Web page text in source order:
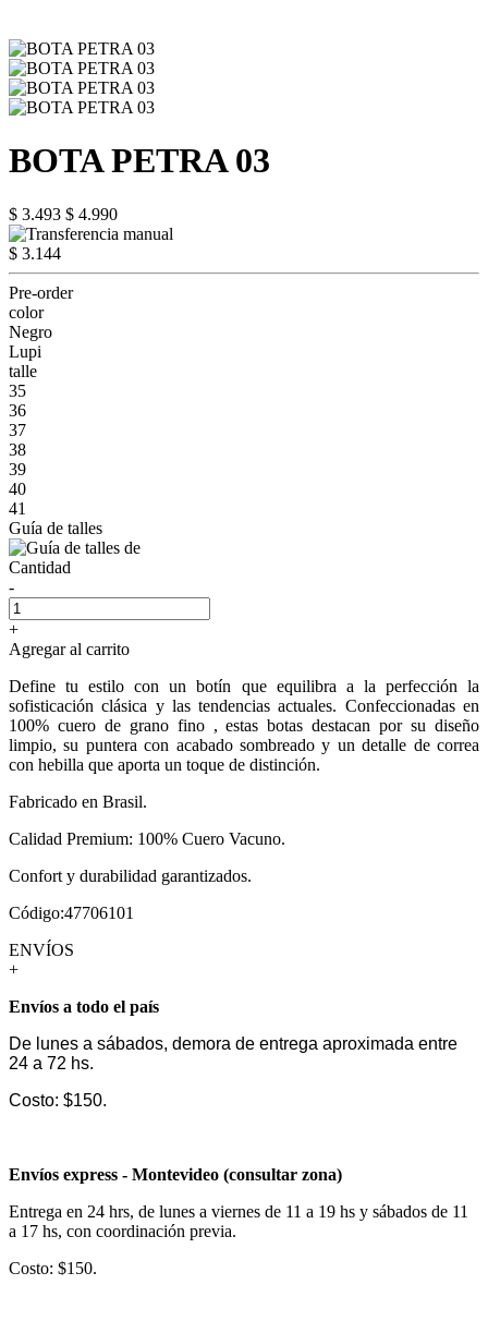
BOTA PETRA 03
$ 3.493 $ 4.990
$ 3.144
Pre-order
color
Negro
Lupi
talle
35
36
37
38
39
40
41
Guía de talles
Cantidad
-
+
Agregar al carrito
Define tu estilo con un botín que equilibra a la perfección la
sofisticación clásica y las tendencias actuales. Confeccionadas en
100% cuero de grano fino , estas botas destacan por su diseño
limpio, su puntera con acabado sombreado y un detalle de correa
con hebilla que aporta un toque de distinción.
Fabricado en Brasil.
Calidad Premium: 100% Cuero Vacuno.
Confort y durabilidad garantizados.
Código:47706101
ENVÍOS
+
Envíos a todo el país
De lunes a sábados, demora de entrega aproximada entre
24 a 72 hs.
Costo: $150.
Envíos express - Montevideo (consultar zona)
Entrega en 24 hrs, de lunes a viernes de 11 a 19 hs y sábados de 11
a 17 hs, con coordinación previa.
Costo: $150.